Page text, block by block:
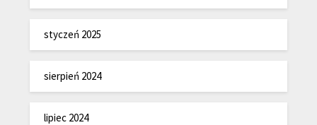
styczeń 2025
sierpień 2024
lipiec 2024